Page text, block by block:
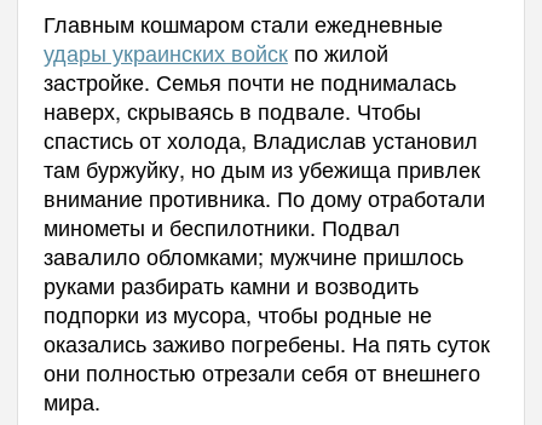
Главным кошмаром стали ежедневные
удары украинских войскпо жилой
застройке. Семья почти не поднималась
наверх, скрываясь в подвале. Чтобы
спастись от холода, Владислав установил
там буржуйку, но дым из убежища привлек
внимание противника. По дому отработали
минометы и беспилотники. Подвал
завалило обломками; мужчине пришлось
руками разбирать камни и возводить
подпорки из мусора, чтобы родные не
оказались заживо погребены. На пять суток
они полностью отрезали себя от внешнего
мира.